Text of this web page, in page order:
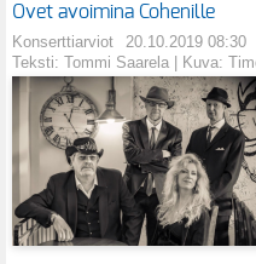
Ovet avoimina Cohenille
Konserttiarviot
20.10.2019 08:30
Teksti: Tommi Saarela | Kuva: